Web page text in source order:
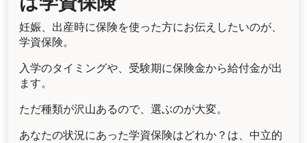
妊娠、出産時に保険を使った方にお伝えしたいのが、
学資保険。
入学のタイミングや、受験期に保険金から給付金が出
ます。
ただ種類が沢山あるので、選ぶのが大変。
あなたの状況にあった学資保険はどれか？は、中立的